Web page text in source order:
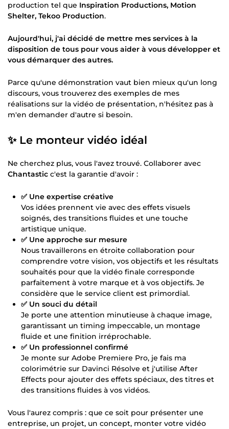
production tel que Inspiration Productions, Motion
Shelter, Tekoo Production.
Aujourd'hui, j'ai décidé de mettre mes services à la
disposition de tous pour vous aider à vous développer et
vous démarquer des autres.
Parce qu'une démonstration vaut bien mieux qu'un long
discours, vous trouverez des exemples de mes
réalisations sur la vidéo de présentation, n'hésitez pas à
m'en demander d'autre si besoin.
✨ Le monteur vidéo idéal
Ne cherchez plus, vous l'avez trouvé. Collaborer avec
Chantastic c'est la garantie d'avoir :
✅ Une expertise créative
Vos idées prennent vie avec des effets visuels
soignés, des transitions fluides et une touche
artistique unique.
✅ Une approche sur mesure
Nous travaillerons en étroite collaboration pour
comprendre votre vision, vos objectifs et les résultats
souhaités pour que la vidéo finale corresponde
parfaitement à votre marque et à vos objectifs. Je
considère que le service client est primordial.
✅ Un souci du détail
Je porte une attention minutieuse à chaque image,
garantissant un timing impeccable, un montage
fluide et une finition irréprochable.
✅ Un professionnel confirmé
Je monte sur Adobe Premiere Pro, je fais ma
colorimétrie sur Davinci Résolve et j'utilise After
Effects pour ajouter des effets spéciaux, des titres et
des transitions fluides à vos vidéos.
Vous l'aurez compris : que ce soit pour présenter une
entreprise, un projet, un concept, monter votre vidéo